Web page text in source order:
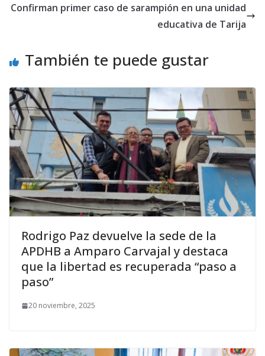
Confirman primer caso de sarampión en una unidad
educativa de Tarija
También te puede gustar
Rodrigo Paz devuelve la sede de la
APDHB a Amparo Carvajal y destaca
que la libertad es recuperada “paso a
paso”
20 noviembre, 2025